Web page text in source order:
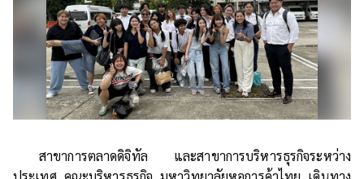
สาขาการตลาดดิจิทัล และสาขาการบริหารธุรกิจระหว่าง